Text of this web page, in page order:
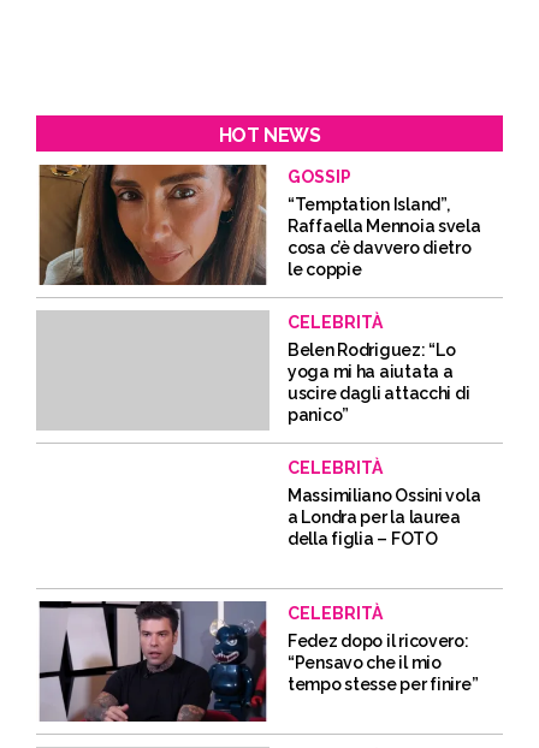
HOT NEWS
GOSSIP
“Temptation Island”,
Raffaella Mennoia svela
cosa c’è davvero dietro
le coppie
CELEBRITÀ
Belen Rodriguez: “Lo
yoga mi ha aiutata a
uscire dagli attacchi di
panico”
CELEBRITÀ
Massimiliano Ossini vola
a Londra per la laurea
della figlia – FOTO
CELEBRITÀ
Fedez dopo il ricovero:
“Pensavo che il mio
tempo stesse per finire”